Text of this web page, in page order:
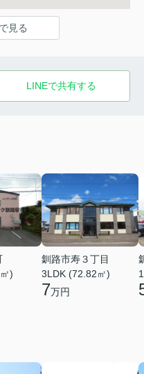
見る
LINEで共有する
)
釧路市寿３丁目
3LDK (72.82㎡)
7万円